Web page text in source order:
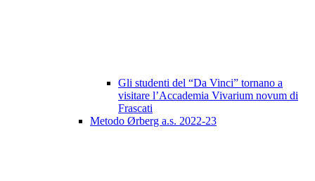
Gli studenti del “Da Vinci” tornano a
visitare l’Accademia Vivarium novum di
Frascati
Metodo Ørberg a.s. 2022-23